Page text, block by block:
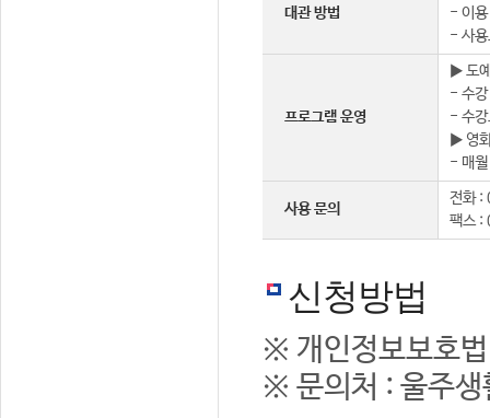
대관 방법
- 이용
- 사용
프로그램 운영
▶ 도
- 수강
- 수강
▶ 영
- 매월
사용 문의
전화
팩스
신청방법
※ 개인정보보호
※ 문의처 : 울주